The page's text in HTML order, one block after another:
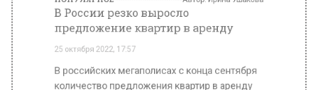
количество предложения квартир в аренду
выросло в 1,5 раза, сказано в исследовании
съема, чем месяцем ранее, то есть до начала